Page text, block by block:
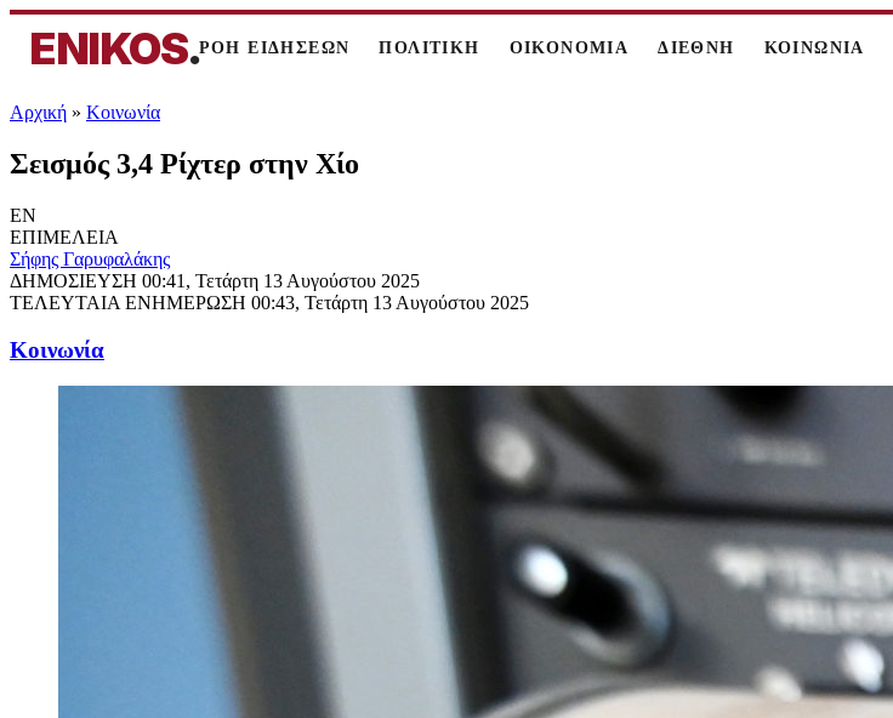
ENIKOS.ΡΟΗ ΕΙΔΗΣΕΩΝ ΠΟΛΙΤΙΚΗ ΟΙΚΟΝΟΜΙΑ ΔΙΕΘΝΗ ΚΟΙΝΩΝΙΑ
Αρχική » Κοινωνία
Σεισμός 3,4 Ρίχτερ στην Χίο
EN
ΕΠΙΜΕΛΕΙΑ
Σήφης Γαρυφαλάκης
ΔΗΜΟΣΙΕΥΣΗ 00:41, Τετάρτη 13 Αυγούστου 2025
ΤΕΛΕΥΤΑΙΑ ΕΝΗΜΕΡΩΣΗ 00:43, Τετάρτη 13 Αυγούστου 2025
Κοινωνία